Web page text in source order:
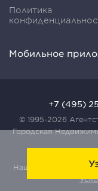
Политика
Мобильное
© 1995-2026
Городская
Наш сайт защищен с
+7 (495)